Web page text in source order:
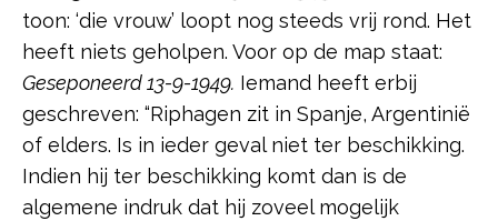
toon: ‘die vrouw’ loopt nog steeds vrij rond. Het
heeft niets geholpen. Voor op de map staat:
Geseponeerd 13-9-1949. Iemand heeft erbij
geschreven: “Riphagen zit in Spanje, Argentinië
of elders. Is in ieder geval niet ter beschikking.
Indien hij ter beschikking komt dan is de
algemene indruk dat hij zoveel mogelijk